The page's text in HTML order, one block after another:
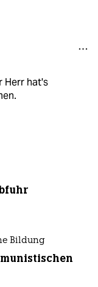
Herr hat's
Bildung